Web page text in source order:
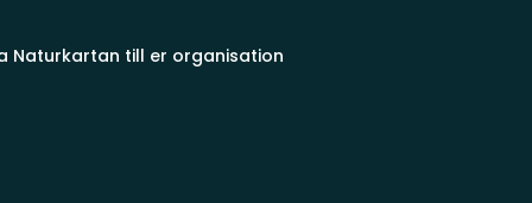
Naturkartan till er organisation